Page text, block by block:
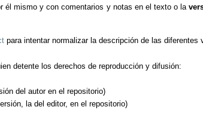
él mismo y con comentarios y notas en el texto o la
para intentar normalizar la descripción de las
detente los derechos de reproducción y difusión:
del autor en el repositorio)
la del editor, en el repositorio)